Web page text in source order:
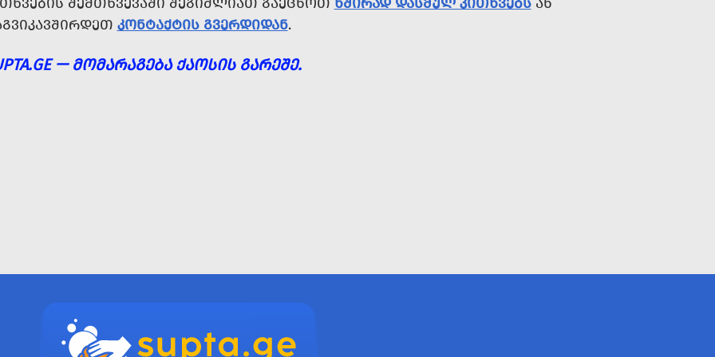
ᲙᲝᲜᲢᲐᲥᲢᲘᲡ ᲒᲕᲔᲠᲓᲘᲓᲐᲜ.
— ᲛᲝᲛᲐᲠᲐᲒᲔᲑᲐ ᲥᲐᲝᲡᲘᲡ ᲒᲐᲠᲔᲨᲔ.